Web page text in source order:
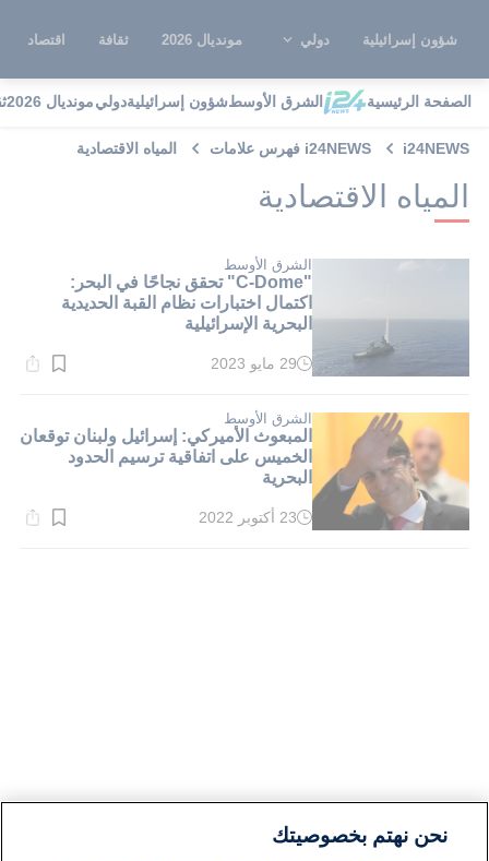
شؤون إسرائيلية دولي مونديال 2026 ثقافة اقتصاد
الصفحة الرئيسية الشرق الأوسطشؤون إسرائيليةدوليمونديال 2026
i24NEWS i24NEWS فهرس علامات المياه الاقتصادية
المياه الاقتصادية
الشرق الأوسط
"C-Dome" تحقق نجاحًا في البحر:
اكتمال اختبارات نظام القبة الحديدية
البحرية الإسرائيلية
وقت
دقيقة.
29 مايو 2023
الشرق الأوسط
المبعوث الأميركي: إسرائيل ولبنان توقعان
الخميس على اتفاقية ترسيم الحدود
البحرية
وقت
23 أكتوبر 2022
نحن نهتم بخصوصيتك